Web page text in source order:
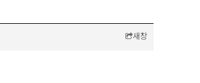
새창